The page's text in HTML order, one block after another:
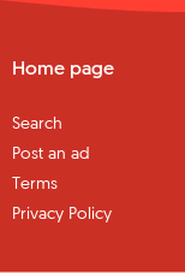
Home page
Search
Post an ad
Terms
Privacy Policy